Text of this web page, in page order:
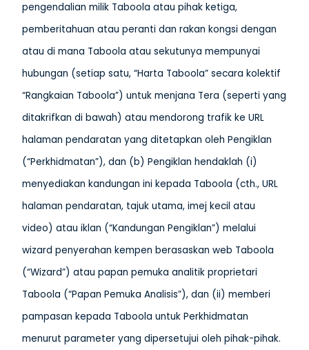
pengendalian milik Taboola atau pihak ketiga,
pemberitahuan atau peranti dan rakan kongsi dengan
atau di mana Taboola atau sekutunya mempunyai
hubungan (setiap satu, “Harta Taboola” secara kolektif
“Rangkaian Taboola”) untuk menjana Tera (seperti yang
ditakrifkan di bawah) atau mendorong trafik ke URL
halaman pendaratan yang ditetapkan oleh Pengiklan
(“Perkhidmatan”), dan (b) Pengiklan hendaklah (i)
menyediakan kandungan ini kepada Taboola (cth., URL
halaman pendaratan, tajuk utama, imej kecil atau
video) atau iklan (“Kandungan Pengiklan”) melalui
wizard penyerahan kempen berasaskan web Taboola
(“Wizard”) atau papan pemuka analitik proprietari
Taboola (“Papan Pemuka Analisis”), dan (ii) memberi
pampasan kepada Taboola untuk Perkhidmatan
menurut parameter yang dipersetujui oleh pihak-pihak.